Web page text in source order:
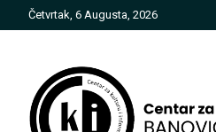
to
Četvrtak, 6 Augusta, 2026